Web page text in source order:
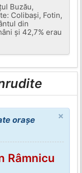
Buzău,
Colibași, Fotin,
din
și 42,7% erau
×
orașe
Râmnicu